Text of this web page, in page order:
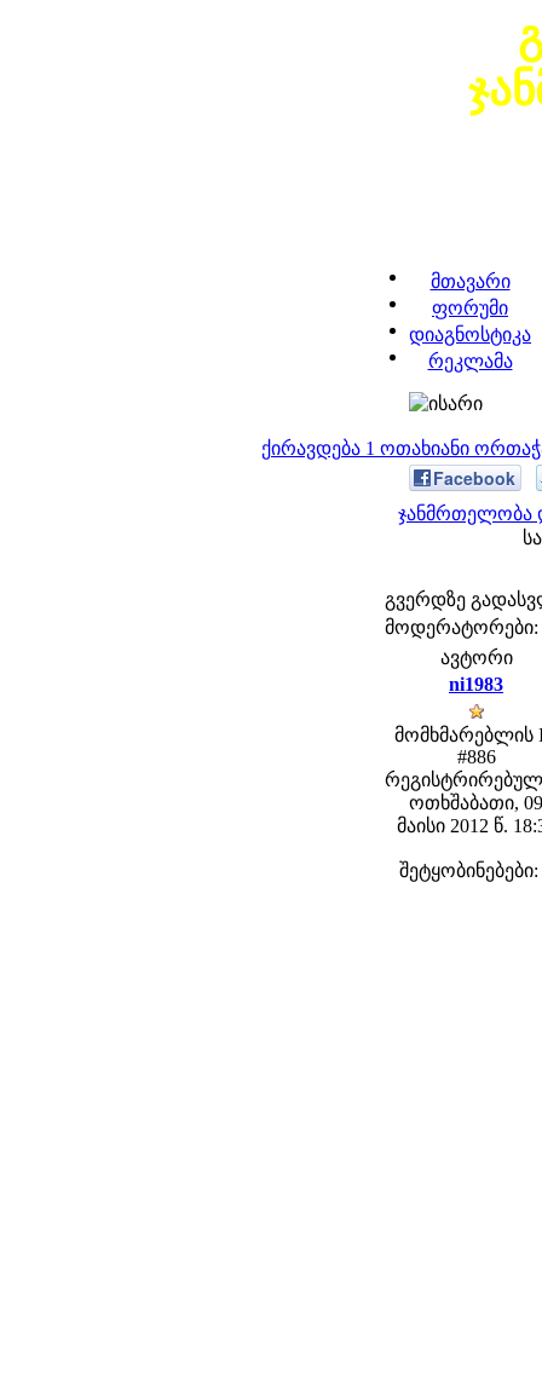
მთავარი
ფორუმი
დიაგნოსტიკა
რეკლამა
ქირავდება 1 ოთახიანი
Facebook
ჯანმრთელობა
გვერდზე
მოდერატორები:
ავტორი
ni1983
მომხმარებლის
#886
ოთხშაბათი, 09
მაისი 2012 წ.
შეტყობინებები: